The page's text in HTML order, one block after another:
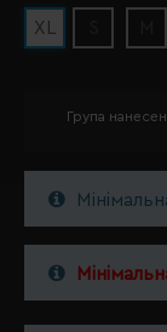
XL
Група